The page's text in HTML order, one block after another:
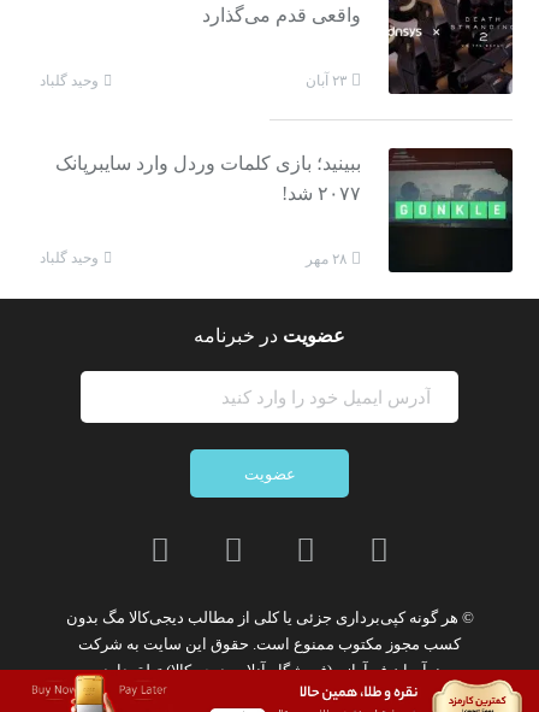
واقعی قدم می‌گذارد
۲۳ آبان وحید گلباد
ببینید؛ بازی کلمات وردل وارد سایبرپانک
۲۰۷۷ شد!
۲۸ مهر وحید گلباد
عضویت در خبرنامه
عضویت
© هر گونهکپی‌برداری جزئی یا کلی از مطالب دیجی‌کالا مگ بدون
کسب مجوز مکتوب ممنوع است. حقوق این سایت به شرکت
نوآوران فن‌آوازه (فروشگاه آنلاین دیجی‌کالا)تعلق دارد.